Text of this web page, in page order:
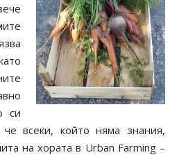
си
че всеки, който няма знания,
на хората в Urban Farming –